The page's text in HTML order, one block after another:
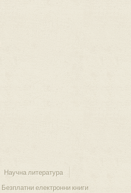
Научна литература
Безплатни електронни книги